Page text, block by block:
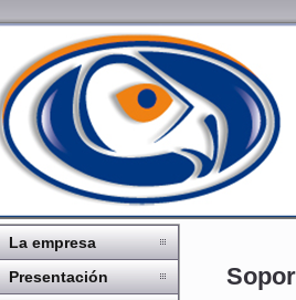
La empresa
Presentación